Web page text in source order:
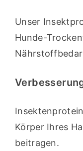
Unser
Hunde-
Körper Ihres
beitragen.